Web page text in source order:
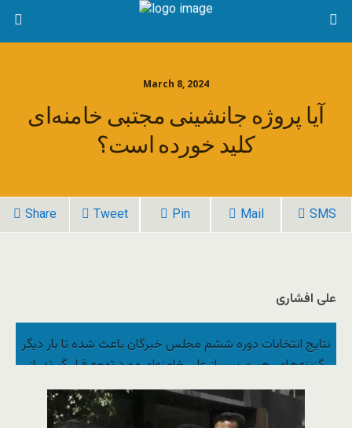
March 8, 2024
آیا پروژه جانشینی مجتبی خامنه‌ای
کلید خورده است؟
Share Tweet Pin Mail SMS
علی افشاری
نتایج انتخابات دوره ششم مجلس خبرگان باعث شده تا بار دیگر
گزینه‌های رهبری پس از علی خامنه‌ای مورد توجه قرار گیرند. از
مجتبی خامنه‌ای به عنوان یکی از گزینه‌های احتمالی نام می‌برند.
یادداشتی از علی افشاری، تحلیلگر سیاسی.